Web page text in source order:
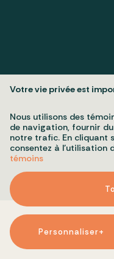
Politique de
Votre vie privée est
Nous utilisons des
de navigation, fournir
notre trafic. En cliquant
consentez à l’utilisation
témoins
Personnaliser+